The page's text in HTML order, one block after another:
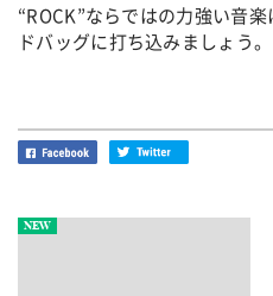
“ROCK”ならではの力強い音
ドバッグに打ち込みましょう。
NEW